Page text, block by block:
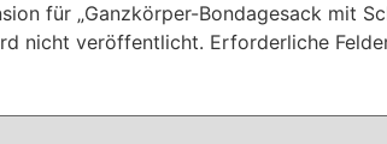
für „Ganzkörper-Bondagesack mit
nicht veröffentlicht. Erforderliche